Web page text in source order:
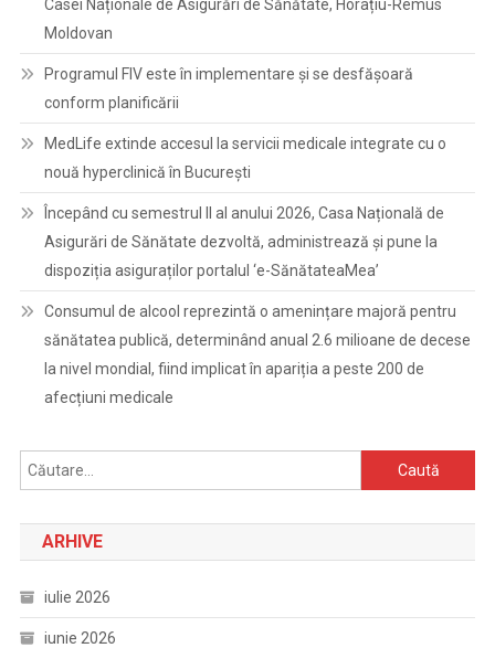
Casei Naționale de Asigurări de Sănătate, Horațiu-Remus
Moldovan
Programul FIV este în implementare și se desfășoară
conform planificării
MedLife extinde accesul la servicii medicale integrate cu o
nouă hyperclinică în București
Începând cu semestrul II al anului 2026, Casa Națională de
Asigurări de Sănătate dezvoltă, administrează și pune la
dispoziția asiguraților portalul ‘e-SănătateaMea’
Consumul de alcool reprezintă o amenințare majoră pentru
sănătatea publică, determinând anual 2.6 milioane de decese
la nivel mondial, fiind implicat în apariția a peste 200 de
afecțiuni medicale
Caută
după:
ARHIVE
iulie 2026
iunie 2026